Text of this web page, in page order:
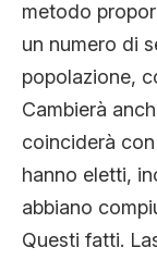
metodo
un numero di
popolazione,
Cambierà
coinciderà
hanno eletti,
abbiano
Questi fatti.